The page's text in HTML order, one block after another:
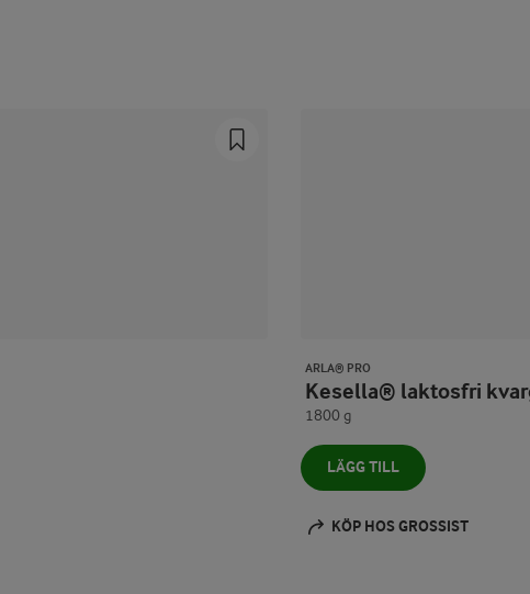
ARLA® PRO
Kesella® laktosfri
1800 g
LÄGG TILL
KÖP HOS GROSSIST